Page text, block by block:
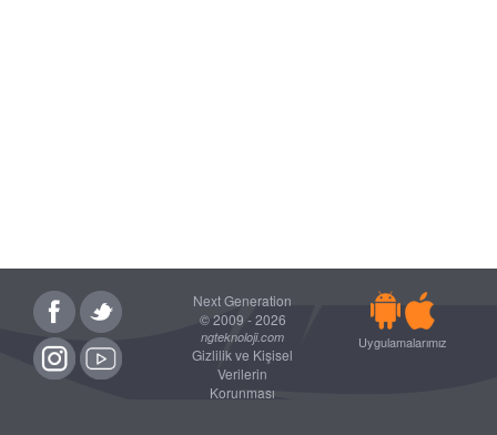
Next Generation
© 2009 - 2026
ngteknoloji.com
Gizlilik ve Kişisel
Verilerin
Korunması
Uygulamalarımız